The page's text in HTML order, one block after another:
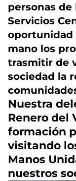
personas de
Servicios
oportunidad
mano los
trasmitir de
sociedad la
Nuestra
Renero del
formación
visitando
Manos
nuestros